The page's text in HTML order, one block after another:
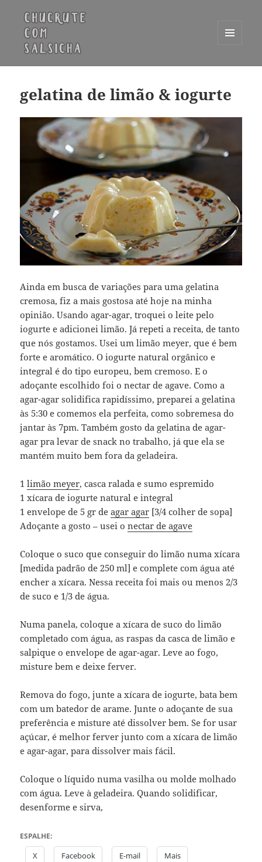
WIDGETS
gelatina de limão & iogurte
Ainda em busca de variações para uma gelatina
cremosa, fiz a mais gostosa até hoje na minha
opinião. Usando agar-agar, troquei o leite pelo
iogurte e adicionei limão. Já repeti a receita, de tanto
que nós gostamos. Usei um limão meyer, que é bem
forte e aromático. O iogurte natural orgânico e
integral é do tipo europeu, bem cremoso. E o
adoçante escolhido foi o nectar de agave. Como a
agar-agar solidifica rapidíssimo, preparei a gelatina
às 5:30 e comemos ela perfeita, como sobremesa do
jantar às 7pm. Também gosto da gelatina de agar-
agar pra levar de snack no trabalho, já que ela se
mantém muito bem fora da geladeira.
1limão meyer, casca ralada e sumo espremido
1 xícara de iogurte natural e integral
1 envelope de 5 gr deagar agar [3/4 colher de sopa]
Adoçante a gosto – usei onectar de agave
Coloque o suco que conseguir do limão numa xícara
[medida padrão de 250 ml] e complete com água até
encher a xícara. Nessa receita foi mais ou menos 2/3
de suco e 1/3 de água.
Numa panela, coloque a xícara de suco do limão
completado com água, as raspas da casca de limão e
salpique o envelope de agar-agar. Leve ao fogo,
misture bem e deixe ferver.
Remova do fogo, junte a xícara de iogurte, bata bem
com um batedor de arame. Junte o adoçante de sua
preferência e misture até dissolver bem. Se for usar
açúcar, é melhor ferver junto com a xícara de limão
e agar-agar, para dissolver mais fácil.
Coloque o líquido numa vasilha ou molde molhado
com água. Leve à geladeira. Quando solidificar,
desenforme e sirva,
ESPALHE:
X Facebook E-mail Mais